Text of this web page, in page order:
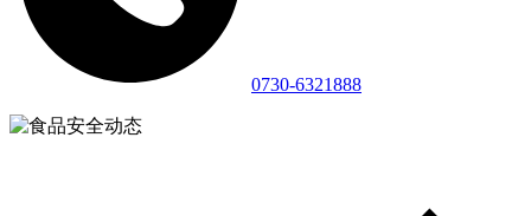
0730-6321888